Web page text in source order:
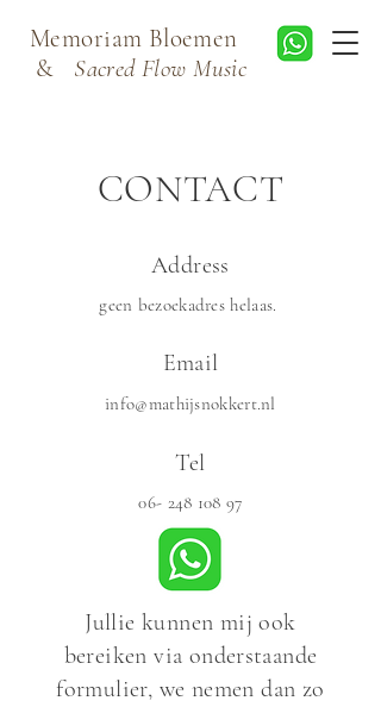
Memoriam Bloemen
& Sacred Flow Music
CONTACT
Address
geen bezoekadres helaas.
Email
info@mathijsnokkert.nl
Tel
06- 248 108 97
Jullie kunnen mij ook
bereiken via onderstaande
formulier, we nemen dan zo